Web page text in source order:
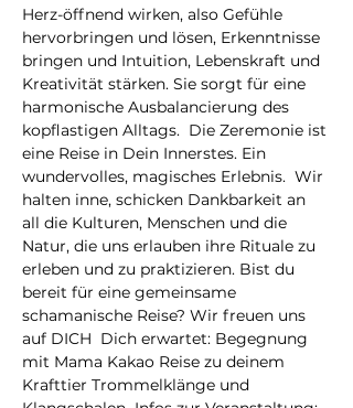
Herz-öffnend wirken, also Gefühle
hervorbringen und lösen, Erkenntnisse
bringen und Intuition, Lebenskraft und
Kreativität stärken. Sie sorgt für eine
harmonische Ausbalancierung des
kopflastigen Alltags.  Die Zeremonie ist
eine Reise in Dein Innerstes. Ein
wundervolles, magisches Erlebnis.  Wir
halten inne, schicken Dankbarkeit an
all die Kulturen, Menschen und die
Natur, die uns erlauben ihre Rituale zu
erleben und zu praktizieren. Bist du
bereit für eine gemeinsame
schamanische Reise? Wir freuen uns
auf DICH  Dich erwartet: Begegnung
mit Mama Kakao Reise zu deinem
Krafttier Trommelklänge und